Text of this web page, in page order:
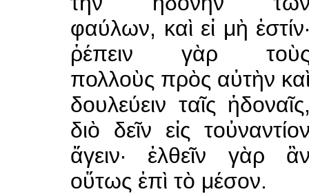
φαύλων, καὶ εἰ μὴ
ῥέπειν γὰρ
πολλοὺς πρὸς αὐτὴν
δουλεύειν ταῖς
διὸ δεῖν εἰς
ἄγειν· ἐλθεῖν γὰρ
οὕτως ἐπὶ τὸ μέσον.